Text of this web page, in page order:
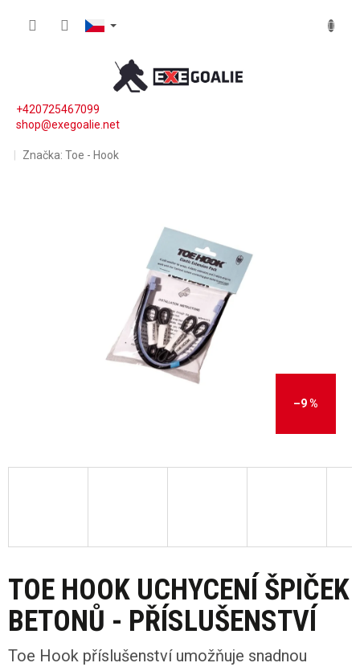
+420725467099
shop@exegoalie.net
Značka: Toe - Hook
–9 %
TOE HOOK UCHYCENÍ ŠPIČEK
BETONŮ - PŘÍSLUŠENSTVÍ
Toe Hook příslušenství umožňuje snadnou